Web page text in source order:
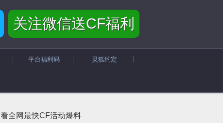
关注微信送CF福利
平台福利码 灵狐约定
看全网最快CF活动爆料